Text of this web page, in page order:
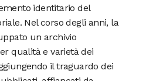
identitario del
Nel corso degli anni, la
un archivio
qualità e varietà dei
il traguardo dei